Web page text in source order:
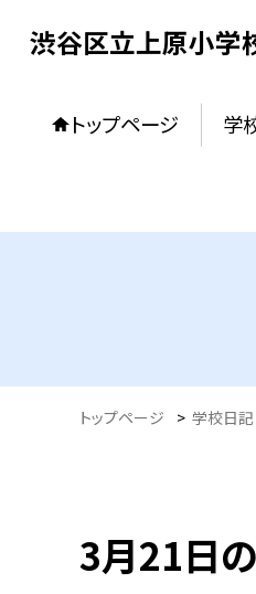
渋谷区立上原小学
トップページ 学
トップページ > 学校日記
3月21日